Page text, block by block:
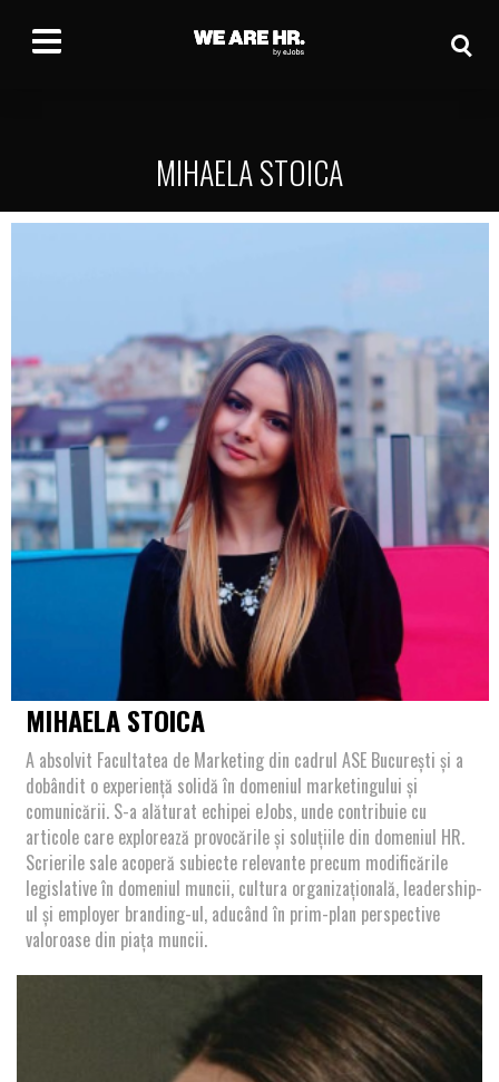
MIHAELA STOICA
MIHAELA STOICA
A absolvit Facultatea de Marketing din cadrul ASE București și a
dobândit o experiență solidă în domeniul marketingului și
comunicării. S-a alăturat echipei eJobs, unde contribuie cu
articole care explorează provocările și soluțiile din domeniul HR.
Scrierile sale acoperă subiecte relevante precum modificările
legislative în domeniul muncii, cultura organizațională, leadership-
ul și employer branding-ul, aducând în prim-plan perspective
valoroase din piața muncii.